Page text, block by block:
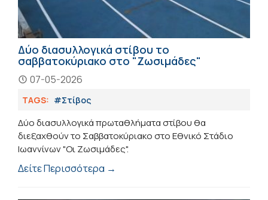
Δύο διασυλλογικά στίβου το
σαββατοκύριακο στο "Ζωσιμάδες"
07-05-2026
TAGS: #Στίβος
Δύο διασυλλογικά πρωταθλήματα στίβου θα
διεξαχθούν το Σαββατοκύριακο στο Εθνικό Στάδιο
Ιωαννίνων "Οι Ζωσιμάδες".
Δείτε Περισσότερα →